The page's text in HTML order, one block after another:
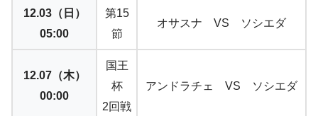
12.03（日）
05:00
第15
節
オサスナ VS ソシエダ
12.07（木）
00:00
国王
杯
2回戦
アンドラチェ VS ソシエダ